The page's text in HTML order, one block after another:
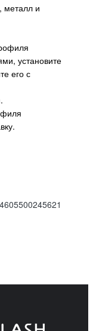
металл и
установите
его с
4605500245621